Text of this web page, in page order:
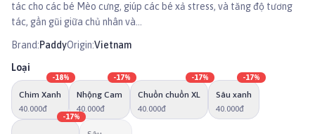
tác cho các bé Mèo cưng, giúp các bé xả stress, và tăng độ tương
tác, gần gũi giữa chủ nhân và...
Brand:PaddyOrigin:Vietnam
Loại
Chim Xanh
40.000đ
-18%
Nhộng Cam
40.000đ
-17%
Chuồn chuồn XL
40.000đ
-17%
Sâu xanh
40.000đ
-17%
-17%